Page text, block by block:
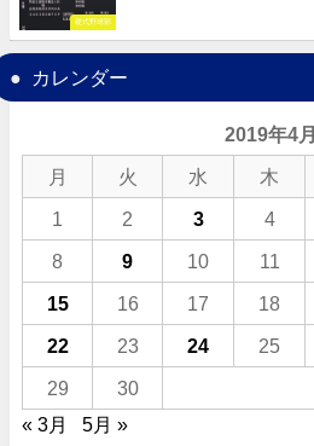
硬式野球部
カレンダー
2019年4月
月 火 水 木
1 2 3 4
8 9 10 11
15 16 17 18
22 23 24 25
29
30
« 3月
5月 »